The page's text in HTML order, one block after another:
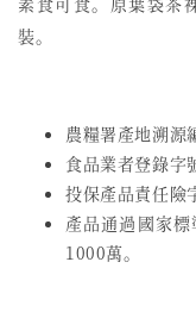
裝。
農糧署產地溯
食品業者登錄字
投保產品責任險
產品通過國家
1000萬。